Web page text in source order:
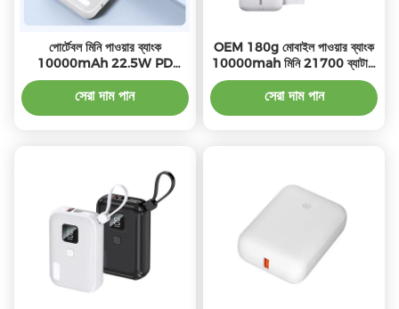
পোর্টেবল মিনি পাওয়ার ব্যাংক
10000mAh 22.5W PD
PD22.5W ইনপুট এবং 21700
ব্যাটারি টাইপ সহ
সেরা দাম পান
OEM 180g মোবাইল পাওয়ার ব্যাংক
10000mah মিনি 21700 ব্যাটারি
টাইপ সহ
সেরা দাম পান